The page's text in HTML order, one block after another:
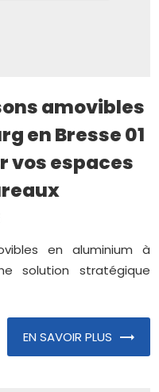
amovibles
en Bresse 01
vos espaces
en aluminium à
solution stratégique
EN SAVOIR PLUS